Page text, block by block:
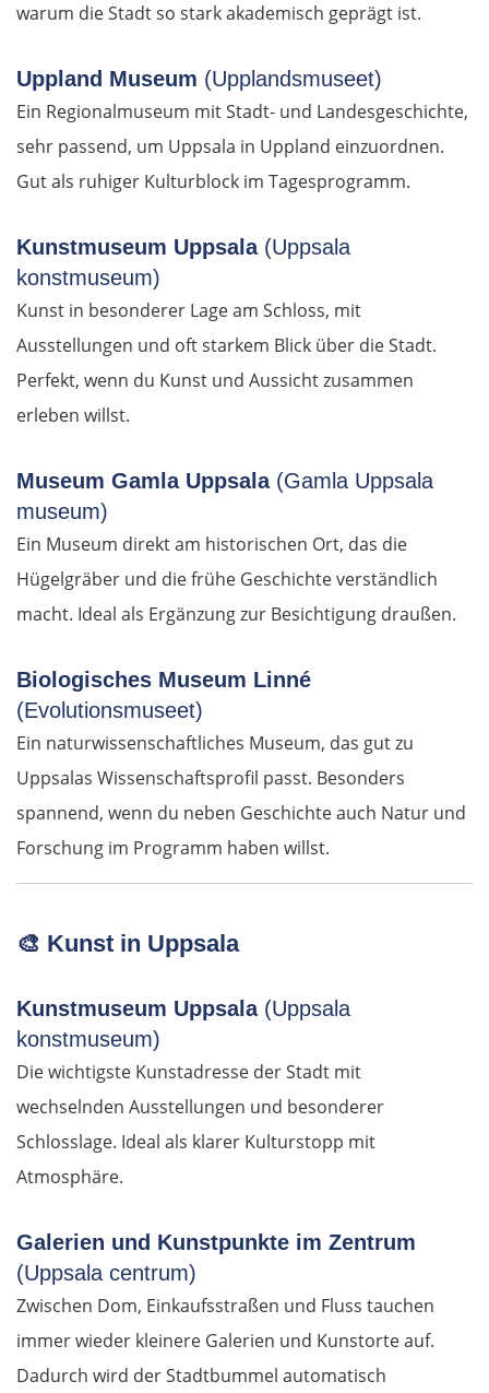
warum die Stadt so stark akademisch geprägt ist.
Uppland Museum (Upplandsmuseet)
Ein Regionalmuseum mit Stadt- und Landesgeschichte,
sehr passend, um Uppsala in Uppland einzuordnen.
Gut als ruhiger Kulturblock im Tagesprogramm.
Kunstmuseum Uppsala (Uppsala
konstmuseum)
Kunst in besonderer Lage am Schloss, mit
Ausstellungen und oft starkem Blick über die Stadt.
Perfekt, wenn du Kunst und Aussicht zusammen
erleben willst.
Museum Gamla Uppsala (Gamla Uppsala
museum)
Ein Museum direkt am historischen Ort, das die
Hügelgräber und die frühe Geschichte verständlich
macht. Ideal als Ergänzung zur Besichtigung draußen.
Biologisches Museum Linné
(Evolutionsmuseet)
Ein naturwissenschaftliches Museum, das gut zu
Uppsalas Wissenschaftsprofil passt. Besonders
spannend, wenn du neben Geschichte auch Natur und
Forschung im Programm haben willst.
🎨 Kunst in Uppsala
Kunstmuseum Uppsala (Uppsala
konstmuseum)
Die wichtigste Kunstadresse der Stadt mit
wechselnden Ausstellungen und besonderer
Schlosslage. Ideal als klarer Kulturstopp mit
Atmosphäre.
Galerien und Kunstpunkte im Zentrum
(Uppsala centrum)
Zwischen Dom, Einkaufsstraßen und Fluss tauchen
immer wieder kleinere Galerien und Kunstorte auf.
Dadurch wird der Stadtbummel automatisch
Elassona
Kalambaka
Meteora-Klöster
Karditsa
Lamia
Livanates
Chalkida
SÜDROUTE
Athen
Korinth
Arta
Ioannina
Argos Orestiko
Edessa
Giannitsa
Polykastro
Bulgarien West
Petritsch
Blagoewgrad
Sofia
Widin